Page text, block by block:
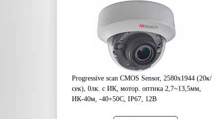
Progressive scan CMOS Sensor, 2580х1944 (20к/
сек), 0лк. с ИК, мотор. оптика 2,7~13,5мм,
ИК-40м, -40+50C, IP67, 12В